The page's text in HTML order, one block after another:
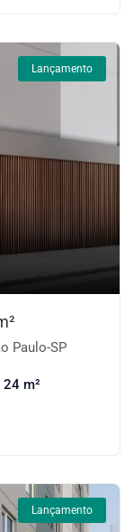
Lançamento
Paulo-SP
24 m²
Lançamento